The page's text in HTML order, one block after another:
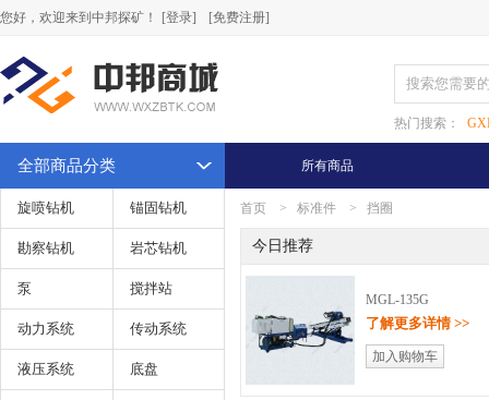
您好，欢迎来到中邦探矿！ [登录] [免费注册]
热门搜索：
全部商品分类 所有商品
旋喷钻机 锚固钻机
勘察钻机 岩芯钻机
泵 搅拌站
动力系统 传动系统
液压系统 底盘
首页 > 标准件 > 挡圈
今日推荐
MGL-135G
了解更多详情 >>
加入购物车